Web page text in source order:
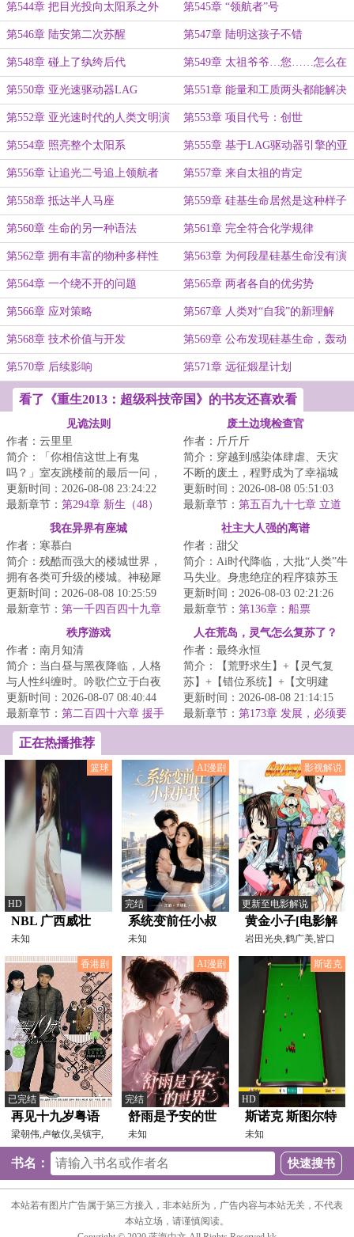
第544章 把目光投向太阳系之外 第545章 “领航者”号
第546章 陆安第二次苏醒 第547章 陆明这孩子不错
第548章 碰上了纨绔后代 第549章 太祖爷爷…您……怎么在
这儿？
第550章 亚光速驱动器LAG 第551章 能量和工质两头都能解决
第552章 亚光速时代的人类文明演
化预测
第553章 项目代号：创世
第554章 照亮整个太阳系 第555章 基于LAG驱动器引擎的亚
光速飞船“追光号”
第556章 让追光二号追上领航者
号，完成对接
第557章 来自太祖的肯定
第558章 抵达半人马座 第559章 硅基生命居然是这种样子
第560章 生命的另一种语法 第561章 完全符合化学规律
第562章 拥有丰富的物种多样性 第563章 为何段星硅基生命没有演
化出高等智慧？
第564章 一个绕不开的问题 第565章 两者各自的优劣势
第566章 应对策略 第567章 人类对“自我”的新理解
第568章 技术价值与开发 第569章 公布发现硅基生命，轰动
全人类
第570章 后续影响 第571章 远征煅星计划
看了《重生2013：超级科技帝国》的书友还喜欢看
见诡法则
作者：云里里
简介：「你相信这世上有鬼
吗？」室友跳楼前的最后一问，
让鹿今朝被迫卷入一场无法言说
的恐怖循环。染血的...
更新时间：2026-08-08 23:24:22
最新章节： 第294章 新生（48）
废土边境检查官
作者：斤斤斤
简介：穿越到感染体肆虐、天灾
不断的废土，程野成为了幸福城
的边境检查官。每一个想要加入
幸福城的幸存者...
更新时间：2026-08-08 05:51:03
最新章节： 第五百九十七章 立道
七步，再唤谭铭！
我在异界有座城
作者：寒慕白
简介：残酷而强大的楼城世界，
拥有各类可升级的楼城。神秘犀
利的手机应用，让唐震无往而不
利！建立属于自...
更新时间：2026-08-08 10:25:59
最新章节： 第一千四百四十九章
社主大人强的离谱
作者：甜父
简介：Ai时代降临，大批“人类”牛
马失业。身患绝症的程序猿苏玉
阳，成为失业大军中的一员，好
在他拥有一...
更新时间：2026-08-03 02:21:26
最新章节： 第136章：船票
秩序游戏
作者：南月知清
简介：当白昼与黑夜降临，人格
与人性纠缠时。吟歌伫立于白夜
与混乱之巅，漠视一切失去与背
叛。“人性是我...
更新时间：2026-08-07 08:40:44
最新章节： 第二百四十六章 援手
人在荒岛，灵气怎么复苏了？
作者：最终永恒
简介：【荒野求生】+【灵气复
苏】+【错位系统】+【文明建
设】一艘国际邮轮在公海遭遇意
外，船上的六千名...
更新时间：2026-08-08 21:14:15
最新章节： 第173章 发展，必须要
正在热播推荐
篮球
HD
NBL 广西威壮
VS江西赣驰
20240801
未知
AI漫剧
完结
系统变前任小叔
护我
未知
影视解说
更新至电影解说
黄金小子[电影解
说]
岩田光央,鹤广美,皆口
裕子,白鸟由里
香港剧
已完结
再见十九岁粤语
梁朝伟,卢敏仪,吴镇宇,
周星驰
AI漫剧
完结
舒雨是予安的世
界
未知
斯诺克
HD
斯诺克 斯图尔特
·宾汉姆10-4大卫·
吉尔伯特
20230416（第二
阶段）
未知
书名：
本站若有图片广告属于第三方接入，非本站所为，广告内容与本站无关，不代表
本站立场，请谨慎阅读。